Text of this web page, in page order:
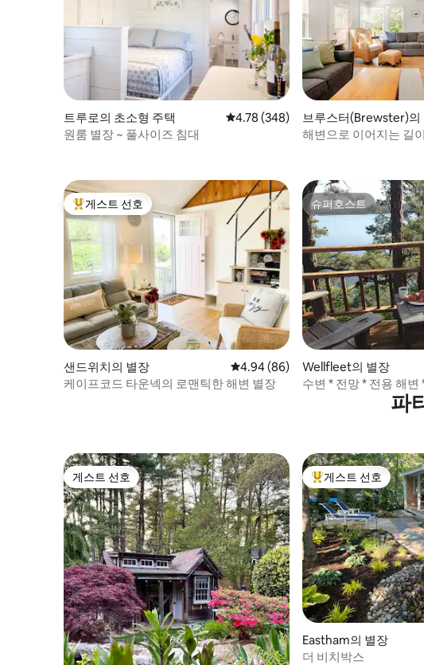
트루로의 초소형 주택 평점 4.78점(5점 만점), 후기 348개
4.78 (348)
원룸 별장 ~ 풀사이즈 침대
브루스터(Brewster)의
해변으로 이어지는 길
상위 게스트 선호
게스트 선호
샌드위치의 별장 평점 4.94점(5점 만점), 후기 86개
4.94 (86)
케이프코드 타운넥의 로맨틱한 해변 별장
슈퍼호스트
슈퍼호스트
Wellfleet의 별장
수변 * 전망 * 전용 해변
파
게스트 선호
게스트 선호 상위 게스트 선호
게스트 선호
Eastham의 별장
더 비치박스